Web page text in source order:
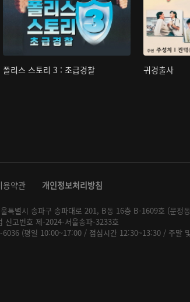
폴리스 스토리 3 : 초급경찰 귀경출사
용약관 개인정보처리방침
특별시 송파구 송파대로 201, B동 16층 B-1609호 (문정
신고번호 제-2024-서울송파-3233호
(평일 10:00~17:00 / 점심시간 12:30~13:30 / 주말